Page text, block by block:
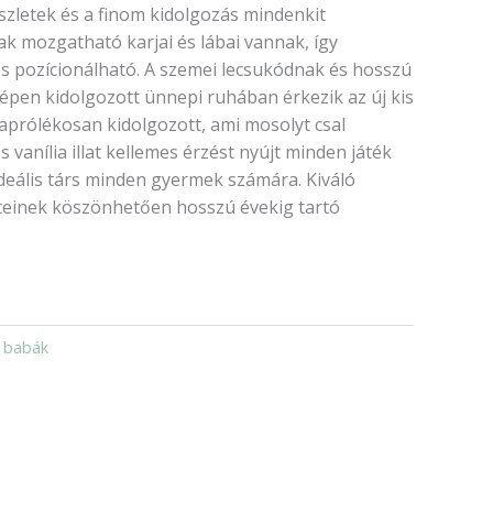
és a finom kidolgozás mindenkit
mozgatható karjai és lábai vannak, így
A szemei lecsukódnak és hosszú
kidolgozott ünnepi ruhában érkezik az új kis
kidolgozott, ami mosolyt csal
vanília illat kellemes érzést nyújt minden játék
társ minden gyermek számára. Kiváló
köszönhetően hosszú évekig tartó
babák